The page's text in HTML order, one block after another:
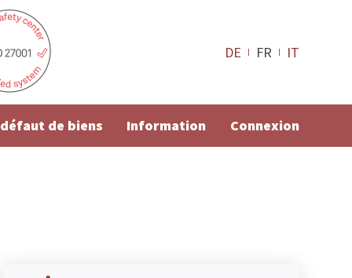
DE FR IT
de biens Information Connexion